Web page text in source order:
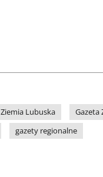
Ziemia Lubuska
Gazeta
gazety regionalne